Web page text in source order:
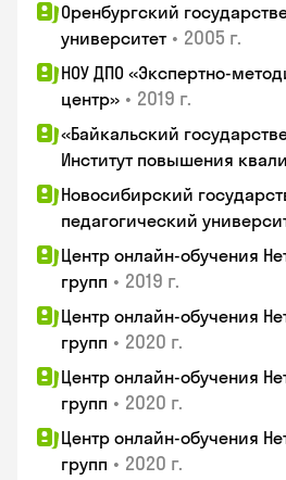
Оренбургский
университет • 2005 г.
НОУ ДПО «Экспертно-
центр» • 2019 г.
«Байкальский
Институт повышения
Новосибирский
педагогический
Центр онлайн-обучения
групп • 2019 г.
Центр онлайн-обучения
групп • 2020 г.
Центр онлайн-обучения
групп • 2020 г.
Центр онлайн-обучения
групп • 2020 г.